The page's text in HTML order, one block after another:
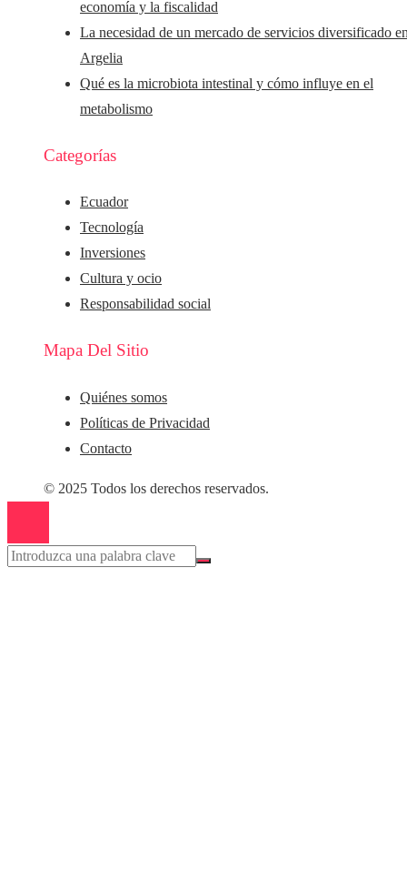
economía y la fiscalidad
La necesidad de un mercado de servicios diversificado
Argelia
Qué es la microbiota intestinal y cómo influye en el
metabolismo
Categorías
Ecuador
Tecnología
Inversiones
Cultura y ocio
Responsabilidad social
Mapa Del Sitio
Quiénes somos
Políticas de Privacidad
Contacto
© 2025 Todos los derechos reservados.